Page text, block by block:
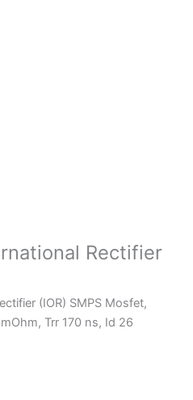
Rectifier
(IOR) SMPS Mosfet,
Trr 170 ns, Id 26